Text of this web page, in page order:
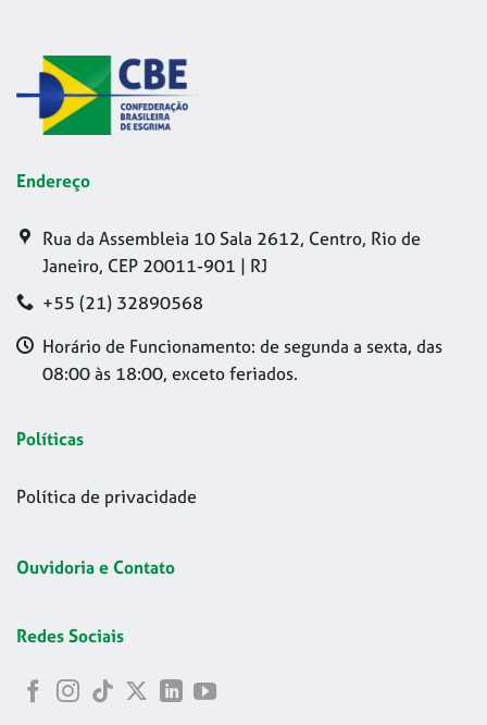
Endereço
Rua da Assembleia 10 Sala 2612, Centro, Rio de
Janeiro, CEP 20011-901 | RJ
+55 (21) 32890568
Horário de Funcionamento: de segunda a sexta, das
08:00 às 18:00, exceto feriados.
Políticas
Política de privacidade
Ouvidoria e Contato
Redes Sociais